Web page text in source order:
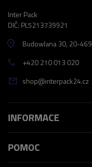
Inter Pack
DIČ: PL5213739921
Budowlana 30, 20-469
+420 210 013 020
shop@interpack24.cz
INFORMACE
POMOC